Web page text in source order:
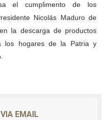
aspirantes al curso de
el cumplimento de los
Nicolás Maduro de
la descarga de productos
los hogares de la Patria y
EMAIL